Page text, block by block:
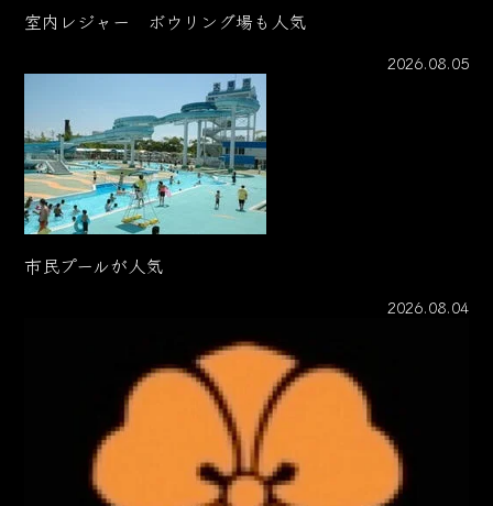
室内レジャー ボウリング場も人気
2026.08.05
市民プールが人気
2026.08.04